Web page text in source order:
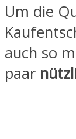
Um die
auch so
paar